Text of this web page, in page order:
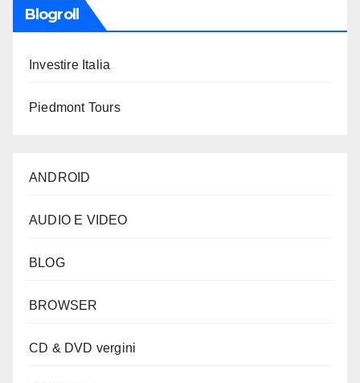
Blogroll
Investire Italia
Piedmont Tours
ANDROID
AUDIO E VIDEO
BLOG
BROWSER
CD & DVD vergini